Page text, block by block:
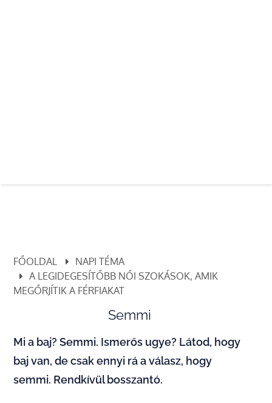
FŐOLDAL
NAPI TÉMA
A LEGIDEGESÍTŐBB NŐI SZOKÁSOK, AMIK
MEGŐRJÍTIK A FÉRFIAKAT
Semmi
Mi a baj? Semmi. Ismerős ugye? Látod, hogy
baj van, de csak ennyi rá a válasz, hogy
semmi. Rendkívül bosszantó.